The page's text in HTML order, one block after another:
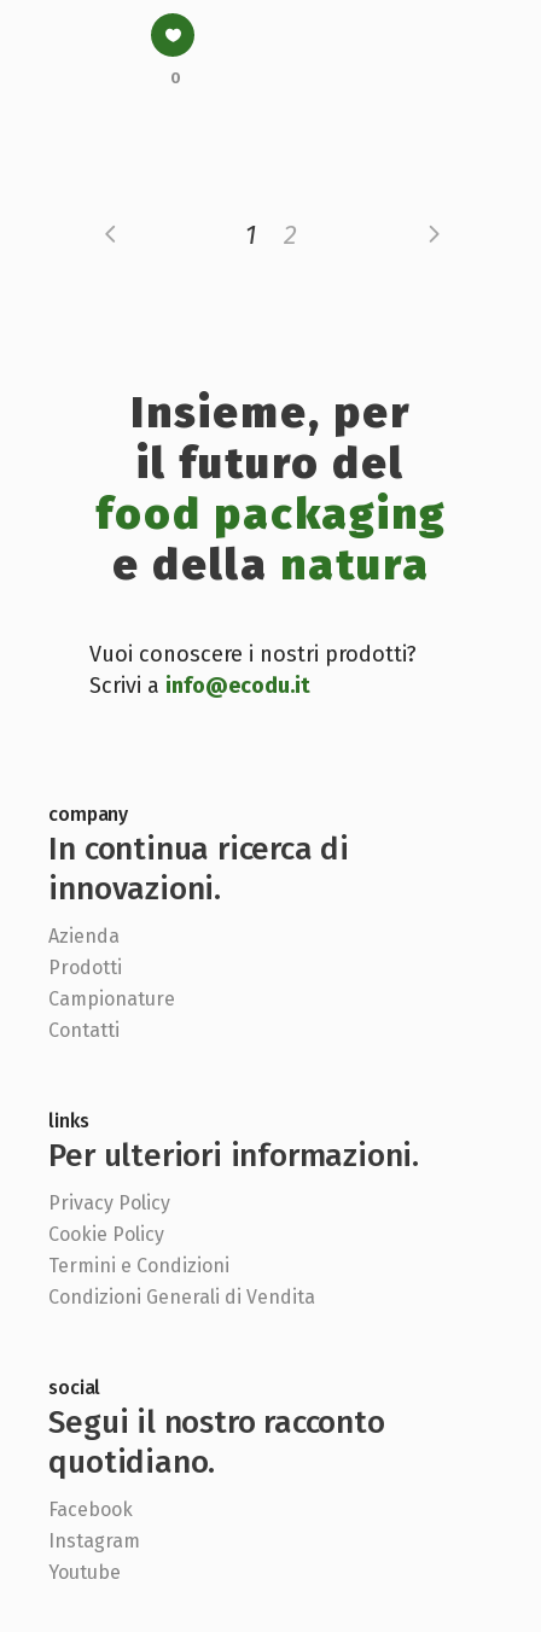
0
1 2
Insieme, per
il futuro del
food packaging
e della natura
Vuoi conoscere i nostri prodotti?
Scrivi a info@ecodu.it
company
In continua ricerca di
innovazioni.
Azienda
Prodotti
Campionature
Contatti
links
Per ulteriori informazioni.
Privacy Policy
Cookie Policy
Termini e Condizioni
Condizioni Generali di Vendita
social
Segui il nostro racconto
quotidiano.
Facebook
Instagram
Youtube